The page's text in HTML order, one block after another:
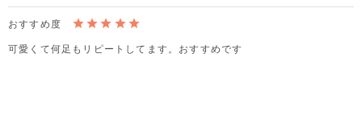
可愛くて何足もリピートしてます。おすすめです